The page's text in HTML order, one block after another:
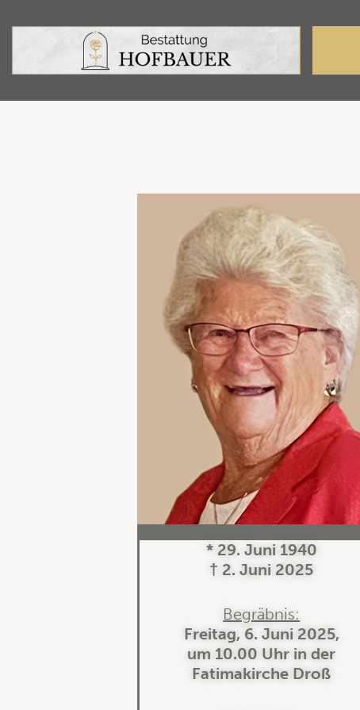
* 29. Juni 1940
† 2. Juni 2025
Begräbnis:
Freitag, 6. Juni 2025,
um 10.00 Uhr in der
Fatimakirche Droß